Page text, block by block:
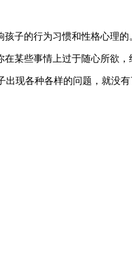
子的行为习惯和性格心理的
某些事情上过于随心所欲，
现各种各样的问题，就没